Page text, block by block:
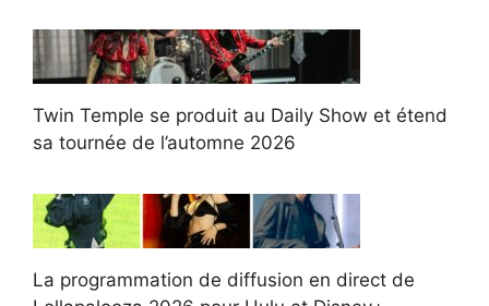
Twin Temple se produit au Daily Show et étend
sa tournée de l’automne 2026
La programmation de diffusion en direct de